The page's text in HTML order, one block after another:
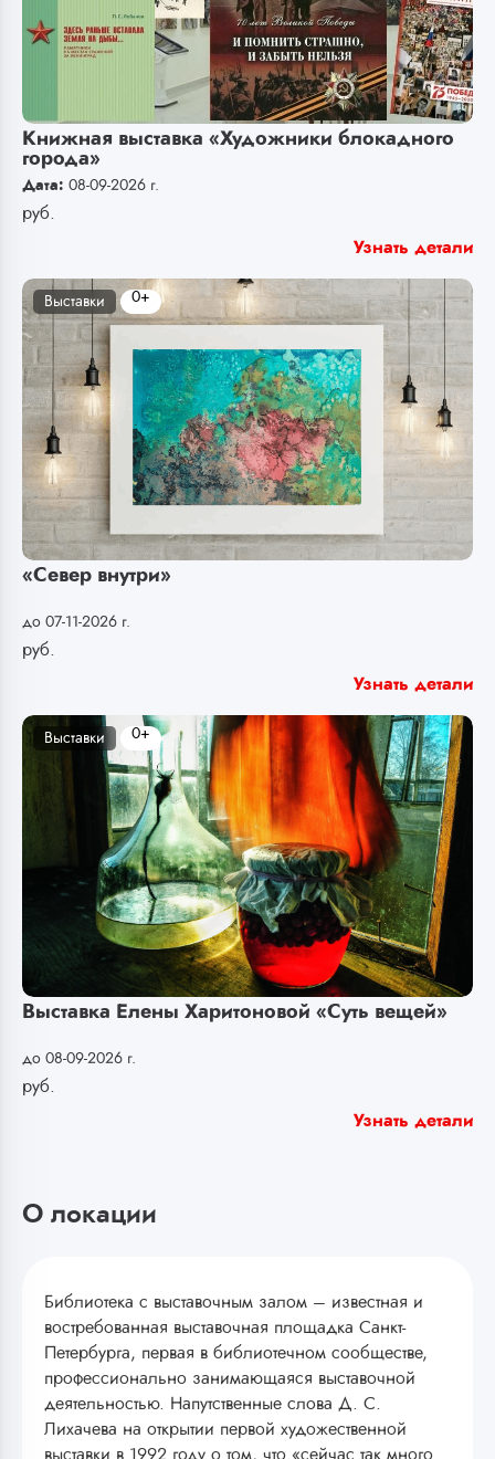
Книжная выставка «Художники блокадного
города»
Дата: 08-09-2026 г.
руб.
Узнать детали
«Север внутри»
до 07-11-2026 г.
руб.
Выставки 0+
Узнать детали
Выставка Елены Харитоновой «Суть вещей»
до 08-09-2026 г.
руб.
Выставки 0+
Узнать детали
О локации
Библиотека с выставочным залом – известная и
востребованная выставочная площадка Санкт-
Петербурга, первая в библиотечном сообществе,
профессионально занимающаяся выставочной
деятельностью. Напутственные слова Д. С.
Лихачева на открытии первой художественной
выставки в 1992 году о том, что «сейчас так много